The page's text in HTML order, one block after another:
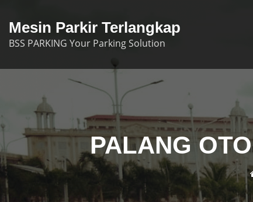
content
Mesin Parkir Terlangkap
BSS PARKING Your Parking Solution
PALANG